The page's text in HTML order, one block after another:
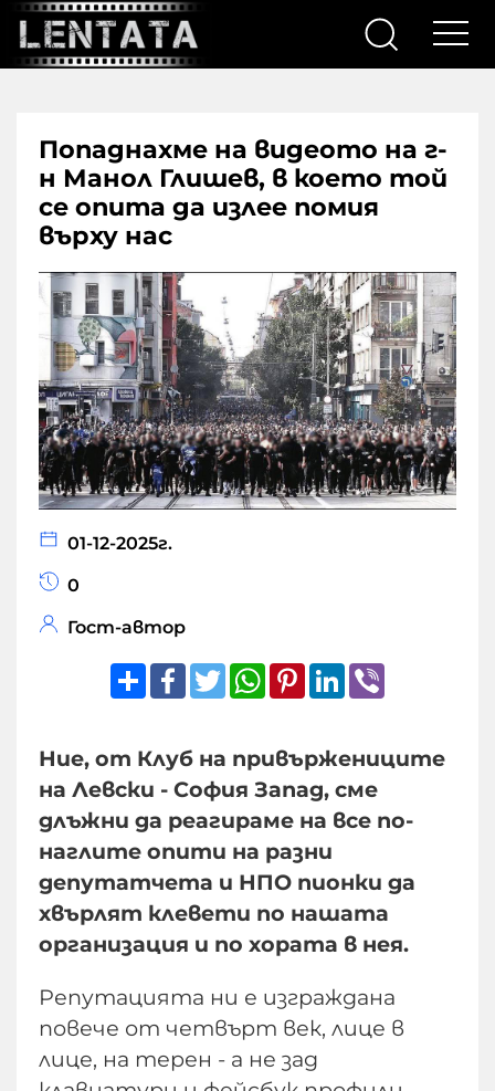
Попаднахме на видеото на г-
н Манол Глишев, в което той
се опита да излее помия
върху нас
01-12-2025г.
0
Гост-автор
ShareFacebook
TwitterWhatsApp
Pinterest
LinkedIn
Ние, от Клуб на привържениците
на Левски - София Запад, сме
длъжни да реагираме на все по-
наглите опити на разни
депутатчета и НПО пионки да
хвърлят клевети по нашата
организация и по хората в нея.
Репутацията ни е изграждана
повече от четвърт век, лице в
лице, на терен - а не зад